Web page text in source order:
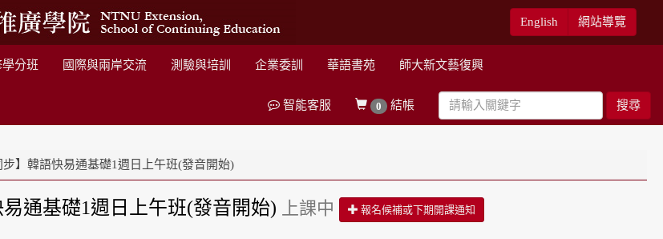
English 網站導覽
分班 國際與兩岸交流 測驗與培訓 企業委訓 華語書苑 師大新文藝復興
搜尋
0 結帳
智能客服
步】韓語快易通基礎1週日上午班(發音開始)
易通基礎1週日上午班(發音開始) 上課中 報名候補或下期開課通知